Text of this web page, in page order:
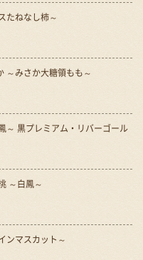
たねなし柿～
～みさか大糖領もも～
～ 黒プレミアム・リバーゴール
～白鳳～
ンマスカット～